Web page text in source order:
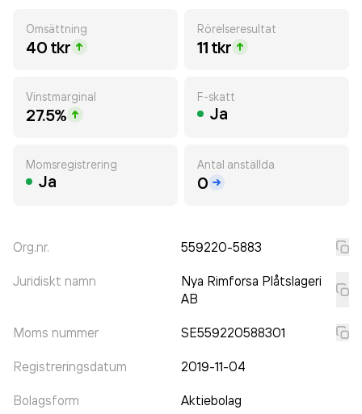
Omsättning
40 tkr
Rörelseresultat
11 tkr
Vinstmarginal
27.5%
F-skatt
Ja
Momsregistrering
Ja
Antal anställda
0
Org.nr. 559220-5883
Juridiskt namn
Nya Rimforsa Plåtslageri
AB
Moms nummer SE559220588301
Registreringsdatum 2019-11-04
Bolagsform Aktiebolag